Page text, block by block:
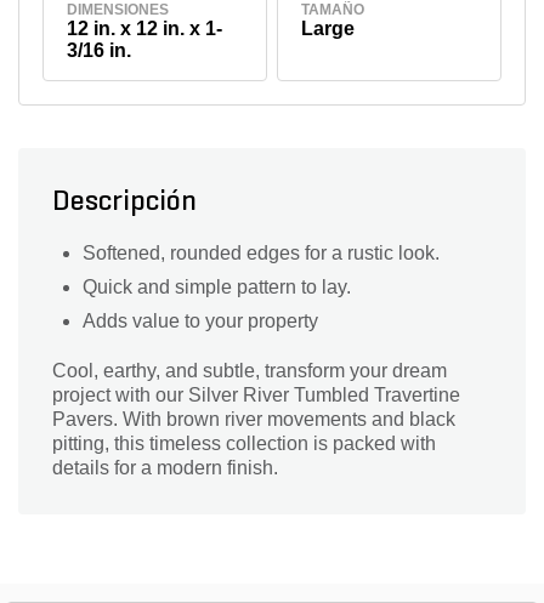
DIMENSIONES
12 in. x 12 in. x 1-
3/16 in.
TAMAÑO
Large
Descripción
Softened, rounded edges for a rustic look.
Quick and simple pattern to lay.
Adds value to your property
Cool, earthy, and subtle, transform your dream
project with our Silver River Tumbled Travertine
Pavers. With brown river movements and black
pitting, this timeless collection is packed with
details for a modern finish.